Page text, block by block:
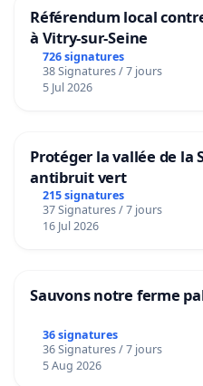
Référendum local
à Vitry-sur-Seine
726 signatures
38 Signatures / 7 jours
5 Jul 2026
Protéger la vallée de la
antibruit vert
215 signatures
37 Signatures / 7 jours
16 Jul 2026
Sauvons notre ferme
36 signatures
36 Signatures / 7 jours
5 Aug 2026